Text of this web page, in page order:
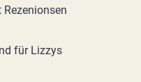
für Lizzys